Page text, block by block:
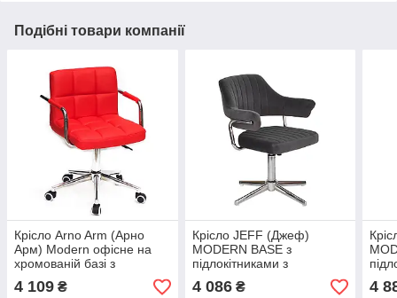
Подібні товари компанії
Крісло Arno Arm (Арно
Арм) Modern офісне на
хромованій базі з
підлокітниками
4 109 ₴
Крісло JEFF (Джеф)
MODERN BASE з
підлокітниками з
хромованою хрестовиною
4 086₴ 4